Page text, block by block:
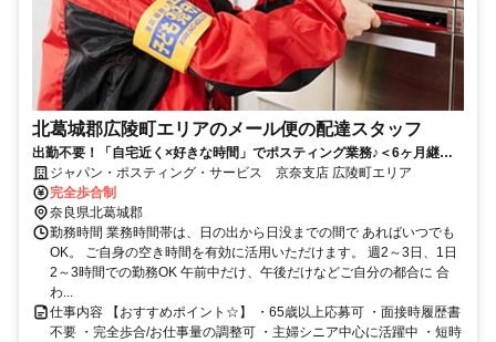
北葛城郡広陵町エリアのメール便の配達スタッフ
出勤不要！「自宅近く×好きな時間」でポスティング業務♪＜6ヶ月継続
勤務で合計2万円のプチボーナス＞
ジャパン・ポスティング・サービス 京奈支店 広陵町エリア
完全歩合制
奈良県北葛城郡
勤務時間 業務時間帯は、日の出から日没までの間で あればいつでも
OK。 ご自身の空き時間を有効に活用いただけます。 週2～3日、1日
2～3時間での勤務OK 午前中だけ、午後だけなどご自分の都合に 合
わ...
仕事内容 【おすすめポイント☆】 ・65歳以上応募可 ・面接時履歴書
不要 ・完全歩合/お仕事量の調整可 ・主婦シニア中心に活躍中 ・短時